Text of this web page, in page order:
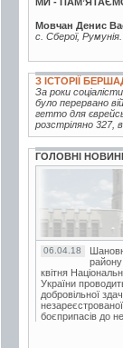
Мовчан Денис
с. Сберої, Румунія.
З ІСТОРІЇ
За роки
було перервано
гетто для
розстріляно 327,
ГОЛОВНІ
06.04.18
квітня
України
добровільної
боєприпасів до